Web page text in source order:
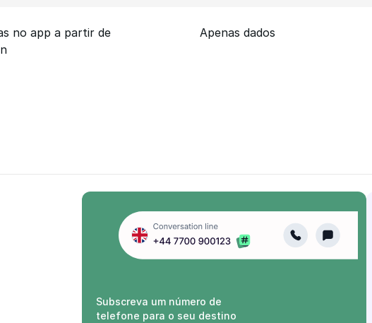
no app a partir de
Apenas dados
Subscreva um número de
telefone para o seu destino